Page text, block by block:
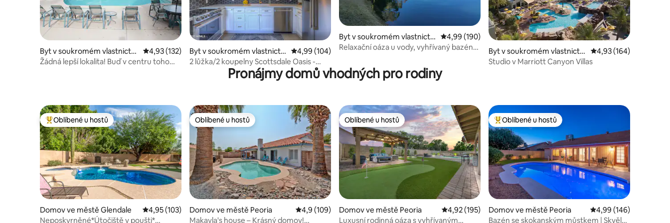
Byt v soukromém vlastnictví
ve městě Phoenix
Průměrné hodnocení 4,93 z 5, 132 hodnocení
4,93 (132)
Žádná lepší lokalita! Buď v centru toho
Byt v soukromém vlastnictví
ve městě Scottsdale
Průměrné hodnocení 4,99 z 5, 104 hodnocení
4,99 (104)
2 lůžka/2 koupelny Scottsdale Oasis -
Camelback Views!
Byt v soukromém vlastnictví
ve městě Phoenix
Průměrné hodnocení 4,99 z 5, 190 hodnocení
4,99 (190)
Relaxační oáza u vody, vyhřívaný bazén
Byt v soukromém vlastnictví
ve městě Phoenix
Průměrné hodnocení
4,93 (164)
Studio v Marriott Canyon Villas
Pronájmy domů vhodných pro rodiny
Nejlepší v kategorii Oblíbené u hostů
Oblíbené u hostů
Domov ve městě Glendale Průměrné hodnocení 4,95 z 5, 103 hodnocení
4,95 (103)
Neposkvrněné*Útočiště v poušti*
Oblíbené u hostů
Oblíbené u hostů
Domov ve městě Peoria Průměrné hodnocení 4,9 z 5, 109 hodnocení
4,9 (109)
Makayla's house – Krásný domov!
Oblíbené u hostů
Oblíbené u hostů
Domov ve městě Peoria Průměrné hodnocení 4,92 z 5, 195 hodnocení
4,92 (195)
Luxusní rodinná oáza s vyhřívaným
Nejlepší v kategorii Oblíbené u hostů
Oblíbené u hostů
Domov ve městě Peoria Průměrné hodnocení
4,99 (146)
Bazén se skokanským můstkem | Skvělá